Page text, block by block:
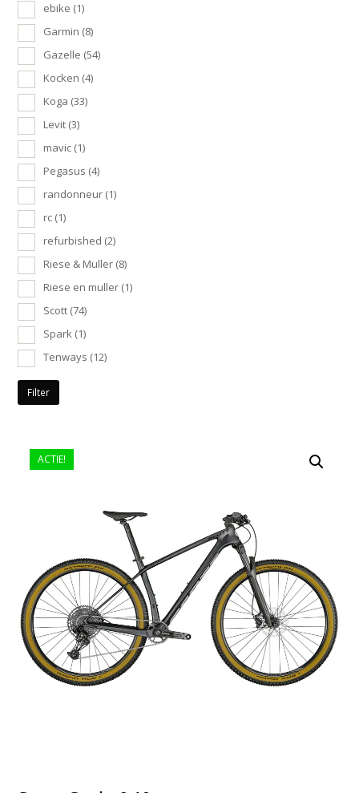
ebike (1)
Garmin (8)
Gazelle (54)
Kocken (4)
Koga (33)
Levit (3)
mavic (1)
Pegasus (4)
randonneur (1)
rc (1)
refurbished (2)
Riese & Muller (8)
Riese en muller (1)
Scott (74)
Spark (1)
Tenways (12)
Filter
ACTIE!